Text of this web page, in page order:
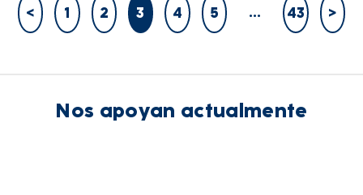
< 1 2 3 4 5 … 43 >
Nos apoyan actualmente